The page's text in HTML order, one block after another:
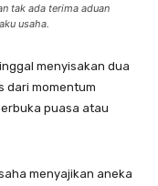
tak ada terima aduan
usaha.
menyisakan dua
dari momentum
puasa atau
menyajikan aneka